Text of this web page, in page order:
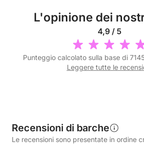
L'opinione dei
4,9 / 5
Punteggio calcolato sulla base di
Leggere tutte le
Recensioni di barche
Le recensioni sono presentate in ordine